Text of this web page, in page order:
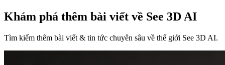
Khám phá thêm bài viết về See 3D AI
Tìm kiếm thêm bài viết & tin tức chuyên sâu về thế giới See 3D AI.